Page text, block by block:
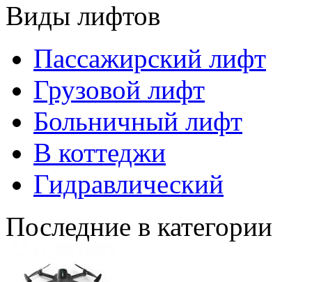
Виды лифтов
Пассажирский лифт
Грузовой лифт
Больничный лифт
В коттеджи
Гидравлический
Последние в категории